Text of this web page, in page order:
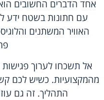
אחד הדברים החשובים
עם חתונות בשטח ידע
האוויר המשתנים
אל תשכחו לערוך
מהמקצועיות. כשיש לכם
התהליך. זה גם